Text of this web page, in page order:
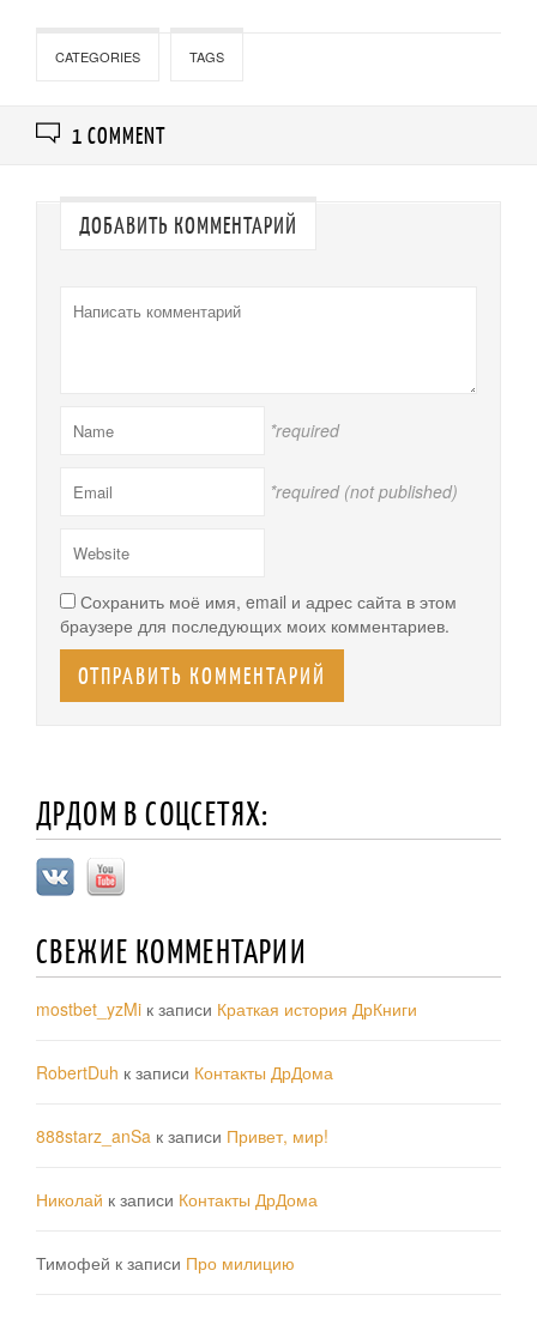
CATEGORIES TAGS
1 COMMENT
ДОБАВИТЬ КОММЕНТАРИЙ
*required
*required (not published)
Сохранить моё имя, email и адрес сайта в этом
браузере для последующих моих комментариев.
ДРДОМ В СОЦСЕТЯХ:
СВЕЖИЕ КОММЕНТАРИИ
mostbet_yzMi к записи Краткая история ДрКниги
RobertDuh к записи Контакты ДрДома
888starz_anSa к записи Привет, мир!
Николай к записи Контакты ДрДома
Тимофей к записи Про милицию